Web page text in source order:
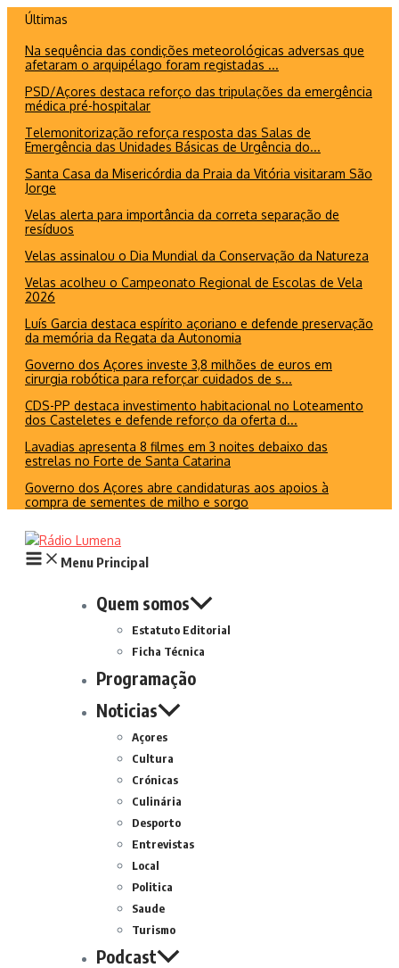
conteúdo
Últimas
Na sequência das condições meteorológicas adversas que
afetaram o arquipélago foram registadas ...
PSD/Açores destaca reforço das tripulações da emergência
médica pré-hospitalar
Telemonitorização reforça resposta das Salas de
Emergência das Unidades Básicas de Urgência do...
Santa Casa da Misericórdia da Praia da Vitória visitaram São
Jorge
Velas alerta para importância da correta separação de
resíduos
Velas assinalou o Dia Mundial da Conservação da Natureza
Velas acolheu o Campeonato Regional de Escolas de Vela
2026
Luís Garcia destaca espírito açoriano e defende preservação
da memória da Regata da Autonomia
Governo dos Açores investe 3,8 milhões de euros em
cirurgia robótica para reforçar cuidados de s...
CDS-PP destaca investimento habitacional no Loteamento
dos Casteletes e defende reforço da oferta d...
Lavadias apresenta 8 filmes em 3 noites debaixo das
estrelas no Forte de Santa Catarina
Governo dos Açores abre candidaturas aos apoios à
compra de sementes de milho e sorgo
Menu Principal
Quem somos
Estatuto Editorial
Ficha Técnica
Programação
Noticias
Açores
Cultura
Crónicas
Culinária
Desporto
Entrevistas
Local
Politica
Saude
Turismo
Podcast